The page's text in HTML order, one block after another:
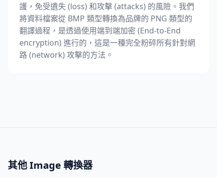
護，免受遺失 (loss) 和攻擊 (attacks) 的風險。我們
將資料檔案從 BMP 類型轉換為品牌的 PNG 類型的
翻譯過程，是透過使用端到端加密 (End-to-End
encryption) 進行的，這是一種完全粉碎所有針對網
路 (network) 攻擊的方法。
其他 Image 轉換器